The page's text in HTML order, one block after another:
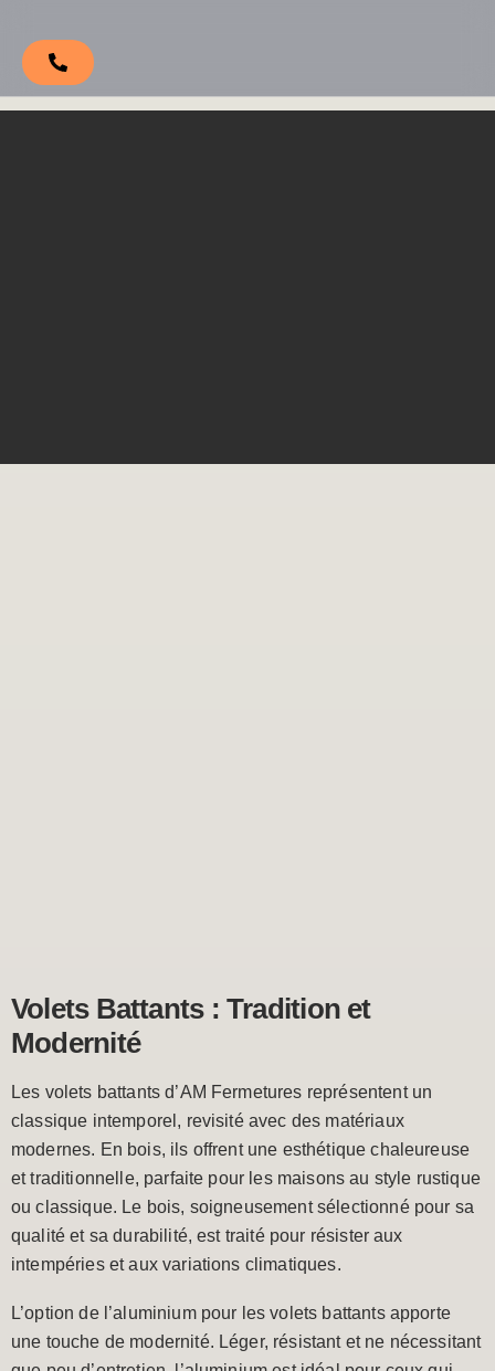
Volets Battants : Tradition et
Modernité
Les volets battants d’AM Fermetures représentent un
classique intemporel, revisité avec des matériaux
modernes. En bois, ils offrent une esthétique chaleureuse
et traditionnelle, parfaite pour les maisons au style rustique
ou classique. Le bois, soigneusement sélectionné pour sa
qualité et sa durabilité, est traité pour résister aux
intempéries et aux variations climatiques.
L’option de l’aluminium pour les volets battants apporte
une touche de modernité. Léger, résistant et ne nécessitant